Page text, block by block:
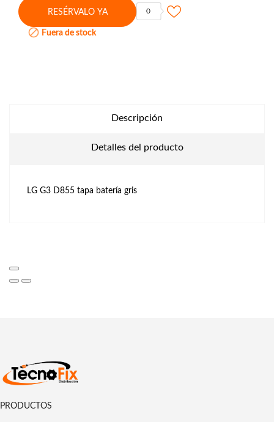
RESÉRVALO YA 0
 Fuera de stock
Descripción
Detalles del producto
LG G3 D855 tapa batería gris
PRODUCTOS